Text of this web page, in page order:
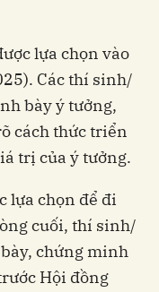
lựa chọn vào
Các thí sinh/
bày ý tưởng,
cách thức triển
trị của ý tưởng.
lựa chọn để đi
cuối, thí sinh/
chứng minh
Hội đồng